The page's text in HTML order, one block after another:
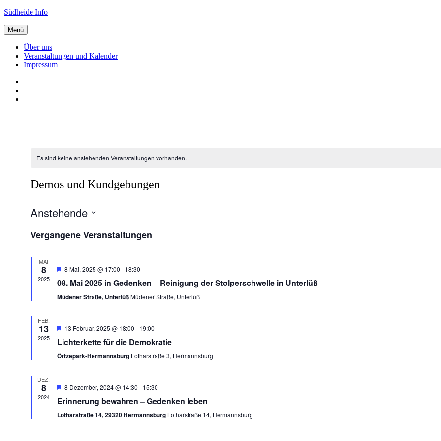
Zum
springen
Südheide Info
Menü
Über uns
Veranstaltungen und Kalender
Impressum
Es sind keine anstehenden Veranstaltungen vorhanden.
Demos und Kundgebungen
Anstehende
wählen.
Vergangene Veranstaltungen
MAI
8
2025
Empfohlen
8 Mai, 2025 @ 17:00 - 18:30
08. Mai 2025 in Gedenken – Reinigung der Stolperschwelle in Unterlüß
Müdener Straße, UnterlüßMüdener Straße, Unterlüß
FEB.
13
2025
Empfohlen
13 Februar, 2025 @ 18:00 - 19:00
Lichterkette für die Demokratie
Örtzepark-Hermannsburg Lotharstraße 3, Hermannsburg
DEZ.
8
2024
Empfohlen
8 Dezember, 2024 @ 14:30 - 15:30
Erinnerung bewahren – Gedenken leben
Lotharstraße 14, 29320 Hermannsburg Lotharstraße 14, Hermannsburg